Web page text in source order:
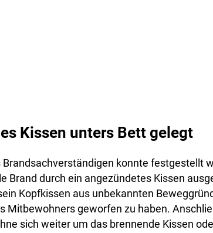
Kissen unters Bett gelegt
Brandsachverständigen konnte festgestellt
Brand durch ein angezündetes Kissen
Kopfkissen aus unbekannten
Mitbewohners geworfen zu haben.
sich weiter um das brennende Kissen